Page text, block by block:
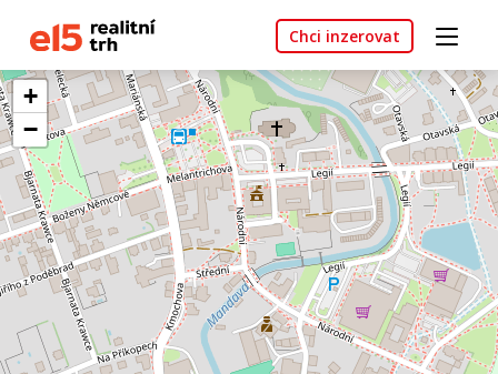
Chci inzerovat
+
−